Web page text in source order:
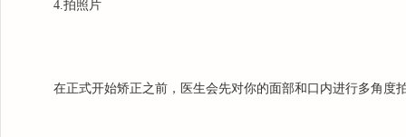
4.拍照片
在正式开始矫正之前，医生会先对你的面部和口内进行多角度